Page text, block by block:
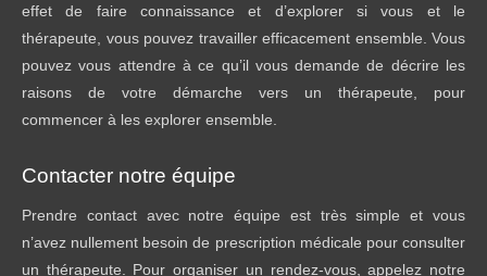
effet de faire connaissance et d’explorer si vous et le
thérapeute, vous pouvez travailler efficacement ensemble. Vous
pouvez vous attendre à ce qu’il vous demande de décrire les
raisons de votre démarche vers un thérapeute, pour
commencer à les explorer ensemble.
Contacter notre équipe
Prendre contact avec notre équipe est très simple et vous
n’avez nullement besoin de prescription médicale pour consulter
un thérapeute. Pour organiser un rendez-vous, appelez notre